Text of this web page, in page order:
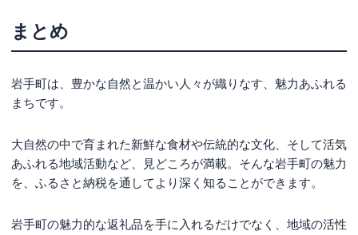
まとめ
岩手町は、豊かな自然と温かい人々が織りなす、魅力あふれる
まちです。
大自然の中で育まれた新鮮な食材や伝統的な文化、そして活気
あふれる地域活動など、見どころが満載。そんな岩手町の魅力
を、ふるさと納税を通してより深く知ることができます。
岩手町の魅力的な返礼品を手に入れるだけでなく、地域の活性